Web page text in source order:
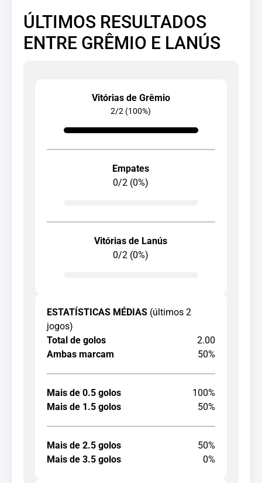
ÚLTIMOS RESULTADOS
ENTRE GRÊMIO E LANÚS
Vitórias de Grêmio
2/2 (100%)
Empates
0/2 (0%)
Vitórias de Lanús
0/2 (0%)
ESTATÍSTICAS MÉDIAS (últimos 2
jogos)
Total de golos
2.00
Ambas marcam
50%
Mais de 0.5 golos
100%
Mais de 1.5 golos
50%
Mais de 2.5 golos
50%
Mais de 3.5 golos
0%